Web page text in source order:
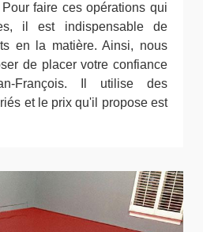
faire ces opérations qui
il est indispensable de
en la matière. Ainsi, nous
de placer votre confiance
François. Il utilise des
et le prix qu'il propose est